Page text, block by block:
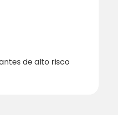
de alto risco